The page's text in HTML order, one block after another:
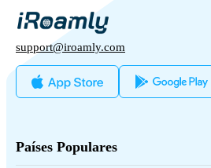
support@iroamly.com
Países Populares